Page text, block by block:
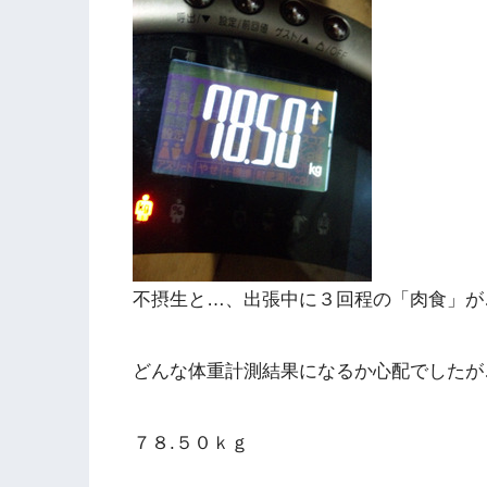
不摂生と…、出張中に３回程の「肉食」
どんな体重計測結果になるか心配でした
７８.５０ｋｇ